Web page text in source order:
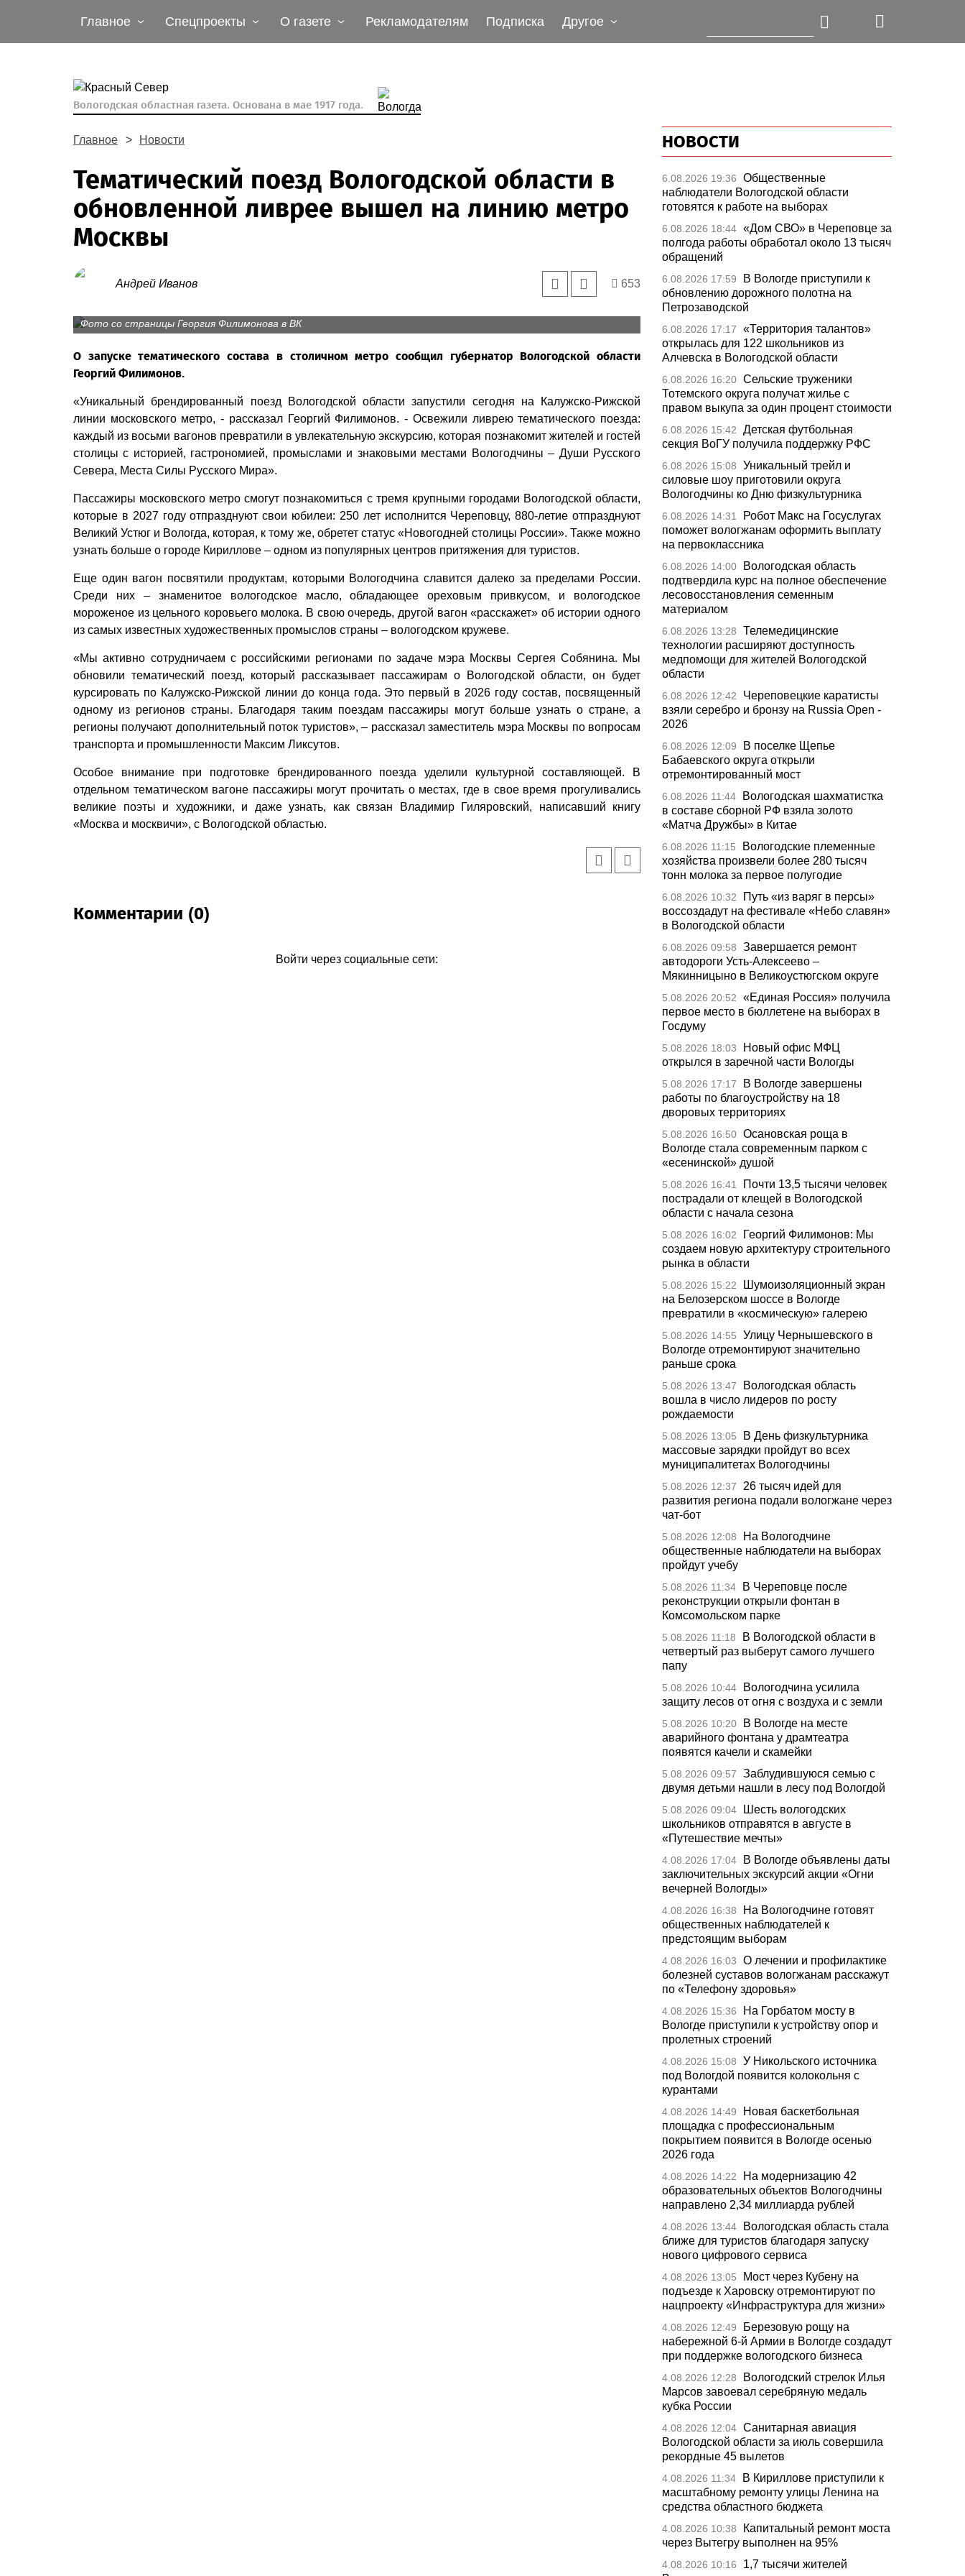
Главное Спецпроекты О газете Рекламодателям Подписка Другое
Вологодская областная газета. Основана в мае 1917 года.
Главное Новости
Тематический поезд Вологодской области в
обновленной ливрее вышел на линию метро
Москвы
Андрей Иванов 653
Фото со страницы Георгия Филимонова в ВК
О запуске тематического состава в столичном метро сообщил губернатор Вологодской области
Георгий Филимонов.
«Уникальный брендированный поезд Вологодской области запустили сегодня на Калужско-Рижской
линии московского метро, - рассказал Георгий Филимонов. - Освежили ливрею тематического поезда:
каждый из восьми вагонов превратили в увлекательную экскурсию, которая познакомит жителей и гостей
столицы с историей, гастрономией, промыслами и знаковыми местами Вологодчины – Души Русского
Севера, Места Силы Русского Мира».
Пассажиры московского метро смогут познакомиться с тремя крупными городами Вологодской области,
которые в 2027 году отпразднуют свои юбилеи: 250 лет исполнится Череповцу, 880-летие отпразднуют
Великий Устюг и Вологда, которая, к тому же, обретет статус «Новогодней столицы России». Также можно
узнать больше о городе Кириллове – одном из популярных центров притяжения для туристов.
Еще один вагон посвятили продуктам, которыми Вологодчина славится далеко за пределами России.
Среди них – знаменитое вологодское масло, обладающее ореховым привкусом, и вологодское
мороженое из цельного коровьего молока. В свою очередь, другой вагон «расскажет» об истории одного
из самых известных художественных промыслов страны – вологодском кружеве.
«Мы активно сотрудничаем с российскими регионами по задаче мэра Москвы Сергея Собянина. Мы
обновили тематический поезд, который рассказывает пассажирам о Вологодской области, он будет
курсировать по Калужско-Рижской линии до конца года. Это первый в 2026 году состав, посвященный
одному из регионов страны. Благодаря таким поездам пассажиры могут больше узнать о стране, а
регионы получают дополнительный поток туристов», – рассказал заместитель мэра Москвы по вопросам
транспорта и промышленности Максим Ликсутов.
Особое внимание при подготовке брендированного поезда уделили культурной составляющей. В
отдельном тематическом вагоне пассажиры могут прочитать о местах, где в свое время прогуливались
великие поэты и художники, и даже узнать, как связан Владимир Гиляровский, написавший книгу
«Москва и москвичи», с Вологодской областью.
Комментарии (0)
Войти через социальные сети:
НОВОСТИ
6.08.2026 19:36
Общественные
наблюдатели Вологодской области
готовятся к работе на выборах
6.08.2026 18:44 «Дом СВО» в Череповце за
полгода работы обработал около 13 тысяч
обращений
6.08.2026 17:59
В Вологде приступили к
обновлению дорожного полотна на
Петрозаводской
6.08.2026 17:17
«Территория талантов»
открылась для 122 школьников из
Алчевска в Вологодской области
6.08.2026 16:20 Сельские труженики
Тотемского округа получат жилье с
правом выкупа за один процент стоимости
6.08.2026 15:42
Детская футбольная
секция ВоГУ получила поддержку РФС
6.08.2026 15:08
Уникальный трейл и
силовые шоу приготовили округа
Вологодчины ко Дню физкультурника
6.08.2026 14:31
Робот Макс на Госуслугах
поможет вологжанам оформить выплату
на первоклассника
6.08.2026 14:00
Вологодская область
подтвердила курс на полное обеспечение
лесовосстановления семенным
материалом
6.08.2026 13:28
Телемедицинские
технологии расширяют доступность
медпомощи для жителей Вологодской
области
6.08.2026 12:42
Череповецкие каратисты
взяли серебро и бронзу на Russia Open -
2026
6.08.2026 12:09
В поселке Щепье
Бабаевского округа открыли
отремонтированный мост
6.08.2026 11:44
Вологодская шахматистка
в составе сборной РФ взяла золото
«Матча Дружбы» в Китае
6.08.2026 11:15
Вологодские племенные
хозяйства произвели более 280 тысяч
тонн молока за первое полугодие
6.08.2026 10:32
Путь «из варяг в персы»
воссоздадут на фестивале «Небо славян»
в Вологодской области
6.08.2026 09:58
Завершается ремонт
автодороги Усть-Алексеево –
Мякинницыно в Великоустюгском округе
5.08.2026 20:52
«Единая Россия» получила
первое место в бюллетене на выборах в
Госдуму
5.08.2026 18:03
Новый офис МФЦ
открылся в заречной части Вологды
5.08.2026 17:17
В Вологде завершены
работы по благоустройству на 18
дворовых территориях
5.08.2026 16:50 Осановская роща в
Вологде стала современным парком с
«есенинской» душой
5.08.2026 16:41
Почти 13,5 тысячи человек
пострадали от клещей в Вологодской
области с начала сезона
5.08.2026 16:02
Георгий Филимонов: Мы
создаем новую архитектуру строительного
рынка в области
5.08.2026 15:22
Шумоизоляционный экран
на Белозерском шоссе в Вологде
превратили в «космическую» галерею
5.08.2026 14:55
Улицу Чернышевского в
Вологде отремонтируют значительно
раньше срока
5.08.2026 13:47
Вологодская область
вошла в число лидеров по росту
рождаемости
5.08.2026 13:05
В День физкультурника
массовые зарядки пройдут во всех
муниципалитетах Вологодчины
5.08.2026 12:37
26 тысяч идей для
развития региона подали вологжане через
чат-бот
5.08.2026 12:08
На Вологодчине
общественные наблюдатели на выборах
пройдут учебу
5.08.2026 11:34
В Череповце после
реконструкции открыли фонтан в
Комсомольском парке
5.08.2026 11:18
В Вологодской области в
четвертый раз выберут самого лучшего
папу
5.08.2026 10:44
Вологодчина усилила
защиту лесов от огня с воздуха и с земли
5.08.2026 10:20
В Вологде на месте
аварийного фонтана у драмтеатра
появятся качели и скамейки
5.08.2026 09:57
Заблудившуюся семью с
двумя детьми нашли в лесу под Вологдой
5.08.2026 09:04
Шесть вологодских
школьников отправятся в августе в
«Путешествие мечты»
4.08.2026 17:04
В Вологде объявлены даты
заключительных экскурсий акции «Огни
вечерней Вологды»
4.08.2026 16:38
На Вологодчине готовят
общественных наблюдателей к
предстоящим выборам
4.08.2026 16:03
О лечении и профилактике
болезней суставов вологжанам расскажут
по «Телефону здоровья»
4.08.2026 15:36
На Горбатом мосту в
Вологде приступили к устройству опор и
пролетных строений
4.08.2026 15:08
У Никольского источника
под Вологдой появится колокольня с
курантами
4.08.2026 14:49
Новая баскетбольная
площадка с профессиональным
покрытием появится в Вологде осенью
2026 года
4.08.2026 14:22
На модернизацию 42
образовательных объектов Вологодчины
направлено 2,34 миллиарда рублей
4.08.2026 13:44
Вологодская область стала
ближе для туристов благодаря запуску
нового цифрового сервиса
4.08.2026 13:05
Мост через Кубену на
подъезде к Харовску отремонтируют по
нацпроекту «Инфраструктура для жизни»
4.08.2026 12:49
Березовую рощу на
набережной 6-й Армии в Вологде создадут
при поддержке вологодского бизнеса
4.08.2026 12:28
Вологодский стрелок Илья
Марсов завоевал серебряную медаль
кубка России
4.08.2026 12:04 Санитарная авиация
Вологодской области за июль совершила
рекордные 45 вылетов
4.08.2026 11:34
В Кириллове приступили к
масштабному ремонту улицы Ленина на
средства областного бюджета
4.08.2026 10:38
Капитальный ремонт моста
через Вытегру выполнен на 95%
4.08.2026 10:16
1,7 тысячи жителей